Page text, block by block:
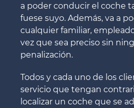
a poder conducir el coche
fuese suyo. Además, va a
cualquier familiar,
vez que sea preciso sin
penalización.
Todos y cada uno de los
servicio que tengan
localizar un coche que se